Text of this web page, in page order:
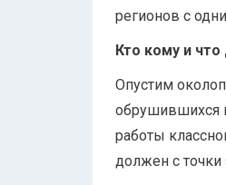
регионов с
Кто кому и
Опустим
обрушившихся
работы
должен с точки